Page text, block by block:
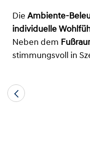
Die Ambiente-
individuelle
Neben dem
stimmungsvoll in